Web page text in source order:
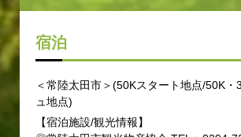
宿泊
＜常陸太田市＞(50Kスタート地点/50K・
ュ地点)
【宿泊施設/観光情報】